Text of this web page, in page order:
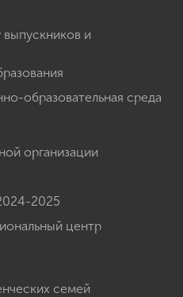
и
образовательная среда
организации
2025
центр
семей